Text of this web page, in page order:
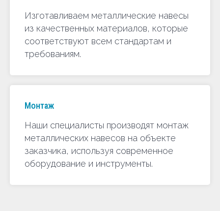
Изготавливаем металлические навесы
из качественных материалов, которые
соответствуют всем стандартам и
требованиям.
Монтаж
Наши специалисты производят монтаж
металлических навесов на объекте
заказчика, используя современное
оборудование и инструменты.